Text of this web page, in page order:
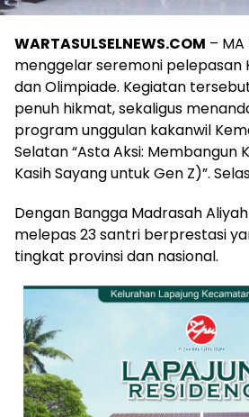
WARTASULSELNEWS.COM –
menggelar seremoni pelepasan
dan Olimpiade. Kegiatan
penuh hikmat, sekaligus
program unggulan kakanwil
Selatan “Asta Aksi:
Kasih Sayang untuk Gen Z)”.
Dengan Bangga Madrasah
melepas 23 santri berprestasi
tingkat provinsi dan nasional.